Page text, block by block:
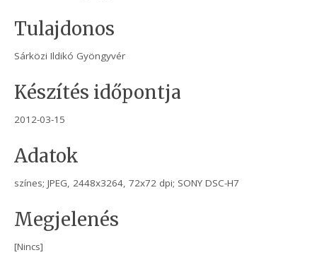
Tulajdonos
Sárközi Ildikó Gyöngyvér
Készítés időpontja
2012-03-15
Adatok
színes; JPEG, 2448x3264, 72x72 dpi; SONY DSC-H7
Megjelenés
[Nincs]